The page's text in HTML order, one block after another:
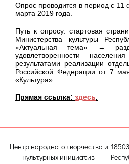
Опрос проводится в период с 11
марта 2019 года.
Путь к опросу: стартовая
Министерства культуры
«Актуальная тема» →
удовлетворенности
результатами реализации
Российской Федерации от 7
«Культура».
Прямая ссылка: здесь.
Центр народного творчества и
культурных инициатив